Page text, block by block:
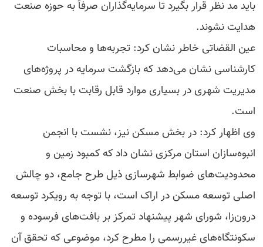
باید مد نظر قرار بگیرد تا سرمایه‌گذاران صرفاً به حوزه صنعت
هدایت نشوند.
عین القضاتی خاطر نشان کرد: تجربه‌ها و محاسبات
کارشناسی نشان می‌دهد که بازگشت سرمایه در پروژه‌های
مدیریت شهری در بسیاری موارد قابل رقابت با بخش صنعت
است.
وی اظهار کرد: در بخش مسکن نیز، نشست با انجمن
انبوه‌سازان استان مرکزی نشان داد که کمبود زمین و
محدودیت‌های ضوابط شهرسازی ذیل طرح جامع، دو چالش
اصلی توسعه مسکن در اراک است، با توجه به رویکرد توسعه
درون‌زا، شورای شهر پیشنهاد تمرکز بر بافت‌های فرسوده و
سکونتگاه‌های غیررسمی را مطرح کرد، موضوعی که تحقق آن